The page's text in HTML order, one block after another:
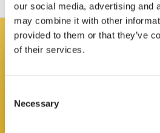
our social media, advertising and
may combine it with other
provided to them or that they’ve
of their services.
Selection
Necessary